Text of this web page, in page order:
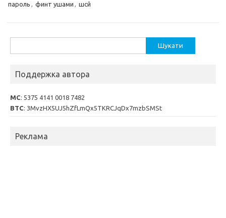
пароль , финт ушами , шсй
Поддержка автора
MC: 5375 4141 0018 7482
BTC: 3MvzHX5UJ5hZfLmQx5TKRCJqDx7mzbSMSt
Реклама